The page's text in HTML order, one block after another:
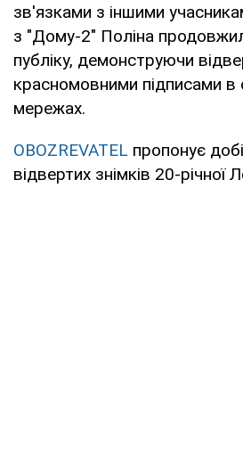
зв'язками з іншими
з "Дому-2" Поліна
публіку, демонструючи
красномовними підписами в
мережах.
OBOZREVATEL пропонує
відвертих знімків 20-річної